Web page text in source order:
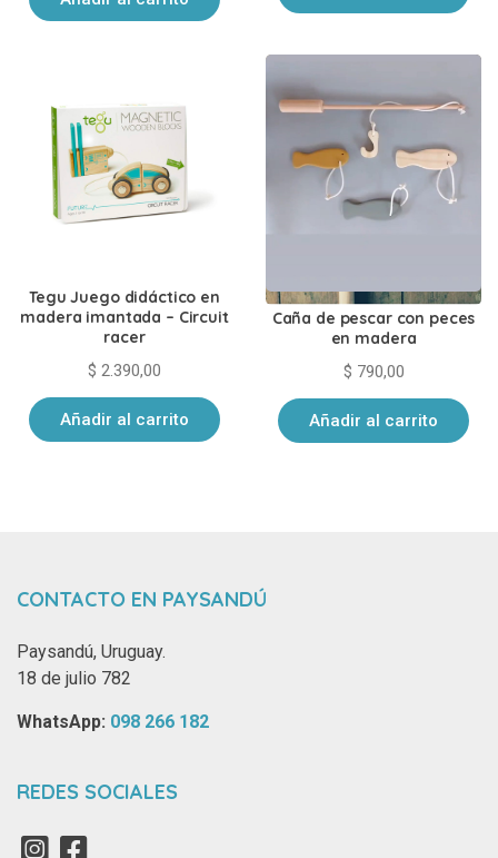
Tegu Juego didáctico en
madera imantada – Circuit
racer
$ 2.390,00
Añadir al carrito
Caña de pescar con peces
en madera
$ 790,00
Añadir al carrito
CONTACTO EN PAYSANDÚ
Paysandú, Uruguay.
18 de julio 782
WhatsApp: ‪ 098 266 182‬
REDES SOCIALES